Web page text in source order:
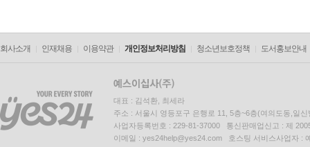
회사소개 인재채용 이용약관 개인정보처리방침 청소년보호정책 도서홍보안내
대표 : 김석환, 최세라
주소 : 서울시 영등포구 은행로 11, 5층~6층(여의도동,일신
사업자등록번호 : 229-81-37000 통신판매업신고 : 제
이메일 : yes24help@yes24.com 호스팅 서비스사업자 :